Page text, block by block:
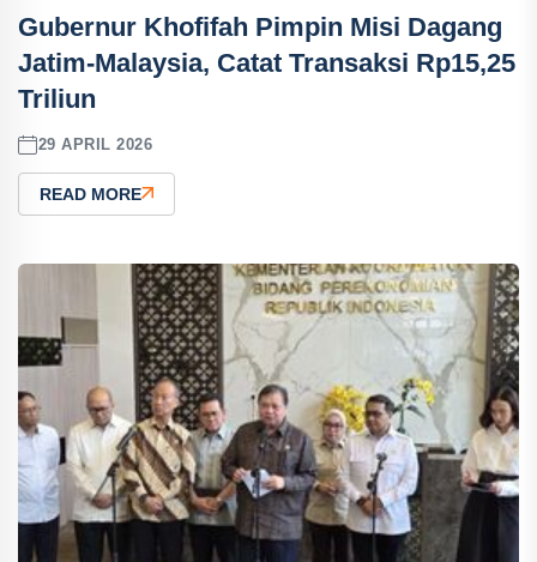
Gubernur Khofifah Pimpin Misi Dagang
Jatim-Malaysia, Catat Transaksi Rp15,25
Triliun
29 APRIL 2026
READ MORE